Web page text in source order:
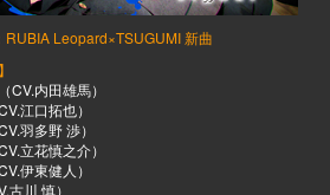
RUBIA Leopard×TSUGUMI 新曲
CV.内田雄馬）
江口拓也）
羽多野 渉）
立花慎之介）
伊東健人）
古川 慎）